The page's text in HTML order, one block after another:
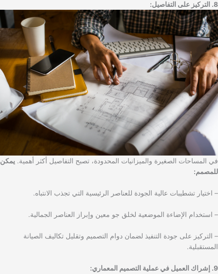
8. التركيز على التفاصيل:
في المساحات الصغيرة والميزانيات المحدودة، تصبح التفاصيل أكثر أهمية. يمكن
للمصمم:
– اختيار تشطيبات عالية الجودة للعناصر الرئيسية التي تجذب الانتباه.
– استخدام الإضاءة الموضعية لخلق جو معين وإبراز العناصر الجمالية.
– التركيز على جودة التنفيذ لضمان دوام التصميم وتقليل تكاليف الصيانة
المستقبلية.
9. إشراك العميل في عملية التصميم المعماري: